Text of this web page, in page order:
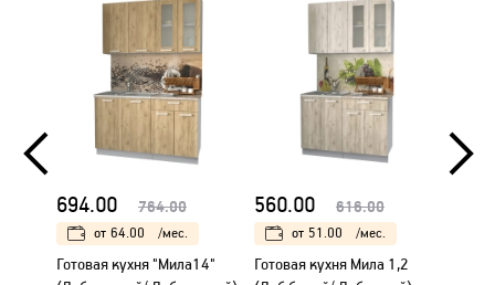
694.00 764.00
от 64.00 /мес.
Готовая кухня "Мила14"
560.00 616.00
от 51.00 /мес.
Готовая кухня Мила 1,2